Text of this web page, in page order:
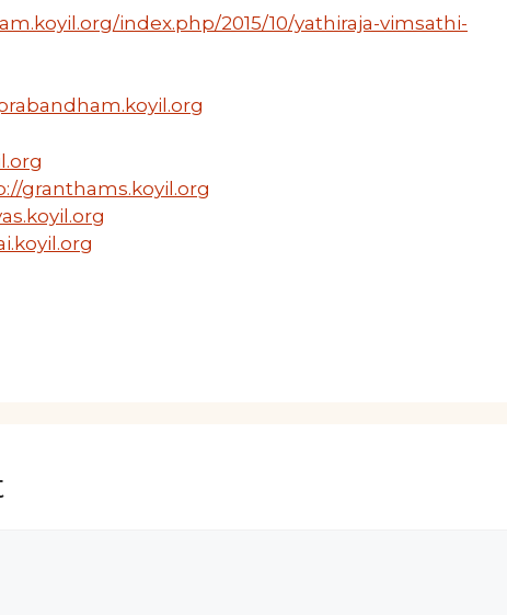
index.php/2015/10/yathiraja-vimsathi-
granthams.koyil.org